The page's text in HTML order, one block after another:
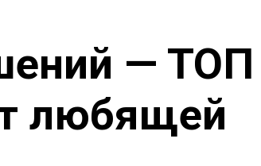
— ТОП
любящей